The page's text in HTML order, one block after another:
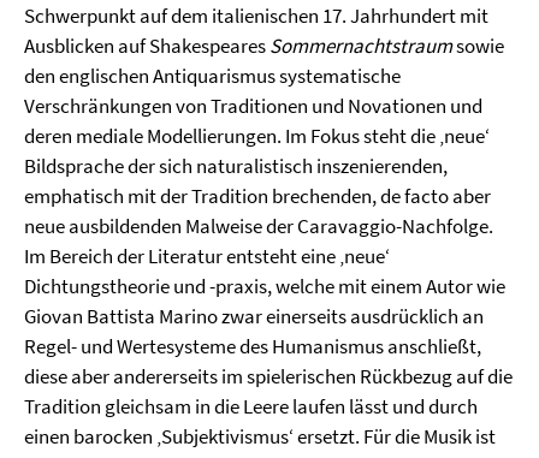
Schwerpunkt auf dem italienischen 17. Jahrhundert mit
Ausblicken auf ShakespearesSommernachtstraumsowie
den englischen Antiquarismus systematische
Verschränkungen von Traditionen und Novationen und
deren mediale Modellierungen. Im Fokus steht die ‚neue‘
Bildsprache der sich naturalistisch inszenierenden,
emphatisch mit der Tradition brechenden, de facto aber
neue ausbildenden Malweise der Caravaggio-Nachfolge.
Im Bereich der Literatur entsteht eine ‚neue‘
Dichtungstheorie und -praxis, welche mit einem Autor wie
Giovan Battista Marino zwar einerseits ausdrücklich an
Regel- und Wertesysteme des Humanismus anschließt,
diese aber andererseits im spielerischen Rückbezug auf die
Tradition gleichsam in die Leere laufen lässt und durch
einen barocken ‚Subjektivismus‘ ersetzt. Für die Musik ist